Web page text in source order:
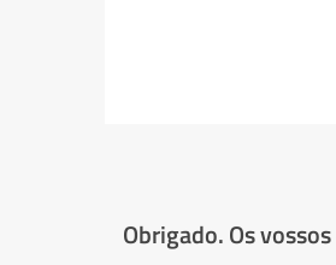
Obrigado. Os